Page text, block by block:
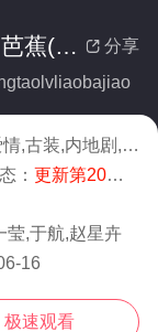
 分享
红了樱桃绿了芭蕉(全集)
,古装,内地剧,大陆
： 更新第20集
莹,于航,赵星卉
16
极速观看